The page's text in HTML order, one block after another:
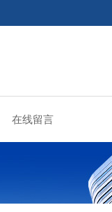
在线留言